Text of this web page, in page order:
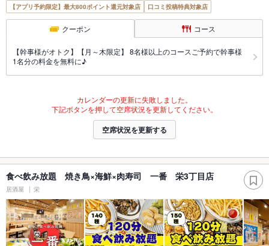
【アプリ予約限定】最大800ポイント還元対象店 口コミ投稿特典対象店
クーポン コース
【幹事様がオトク】【月～木限定】 8名様以上のコースご予約で幹事様
1名分の料金を無料に♪
カレンダーの更新に失敗しました。
下記ボタンを押して空席状況を更新してください。
空席状況を更新する
食べ飲み放題 焼き鳥×海鮮×肉寿司 一番 栄3丁目店
居酒屋 栄